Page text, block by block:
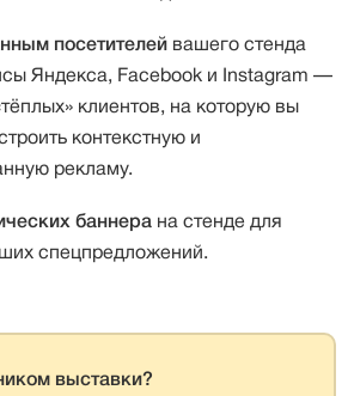
посетителей вашего стенда
Яндекса, Facebook и Instagram —
клиентов, на которую вы
контекстную и
рекламу.
баннера на стенде для
спецпредложений.
выставки?